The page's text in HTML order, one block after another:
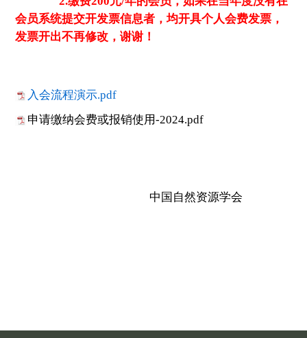
会员系统提交开发票信息者，均开具个人会费发票，
发票开出不再修改，谢谢！
入会流程演示.pdf
申请缴纳会费或报销使用-2024.pdf
中国自然资源学会